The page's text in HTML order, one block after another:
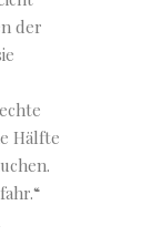
der
Hälfte